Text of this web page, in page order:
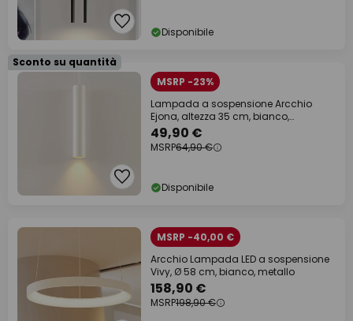
Disponibile
Sconto su quantità
MSRP -23%
Lampada a sospensione Arcchio
Ejona, altezza 35 cm, bianco,
alluminio
49,90 €
MSRP64,90 €
Disponibile
MSRP -40,00 €
Arcchio Lampada LED a sospensione
Vivy, Ø 58 cm, bianco, metallo
158,90 €
MSRP198,90 €